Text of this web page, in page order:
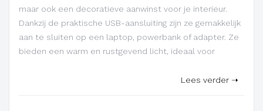
maar ook een decoratieve aanwinst voor je interieur.
Dankzij de praktische USB-aansluiting zijn ze gemakkelijk
aan te sluiten op een laptop, powerbank of adapter. Ze
bieden een warm en rustgevend licht, ideaal voor
Lees verder ➝